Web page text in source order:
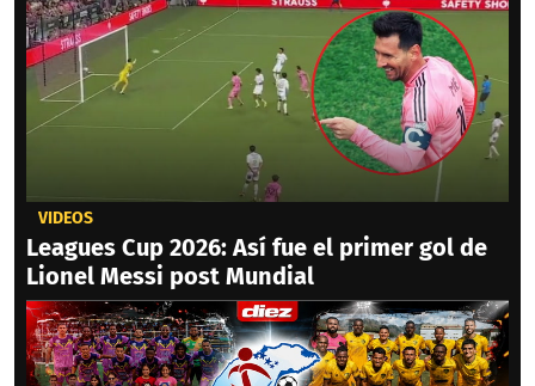
VIDEOS
Leagues Cup 2026: Así fue el primer gol de
Lionel Messi post Mundial